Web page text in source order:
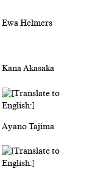
Ewa Helmers
Kana Akasaka
Ayano Tajima